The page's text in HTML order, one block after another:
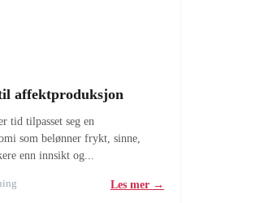
affektproduksjon
tid tilpasset seg en
som belønner frykt, sinne,
enn innsikt og...
Les mer →